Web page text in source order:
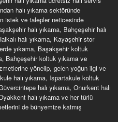
halı yıkama sektöründe
istek ve talepler neticesinde
halı yıkama, Bahçeşehir halı
halı yıkama, Kayaşehir stor
yıkama, Başakşehir koltuk
Bahçeşehir koltuk yıkama ve
yönelip, gelen yoğun ilgi ve
halı yıkama, Ispartakule koltuk
halı yıkama, Onurkent halı
halı yıkama ve her türlü
de bünyemize katmış